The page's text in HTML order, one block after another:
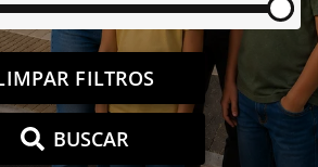
FILTROS
BUSCAR